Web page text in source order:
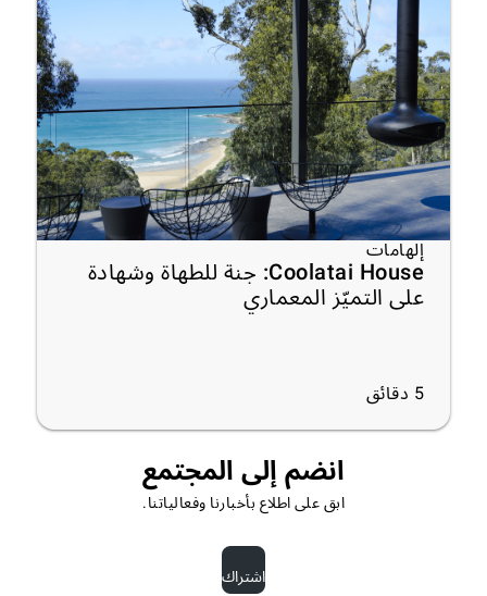
إلهامات
Coolatai House: جنة للطهاة وشهادة
على التميّز المعماري
5 دقائق
انضم إلى المجتمع
ابق على اطلاع بأخبارنا وفعالياتنا.
اشتراك